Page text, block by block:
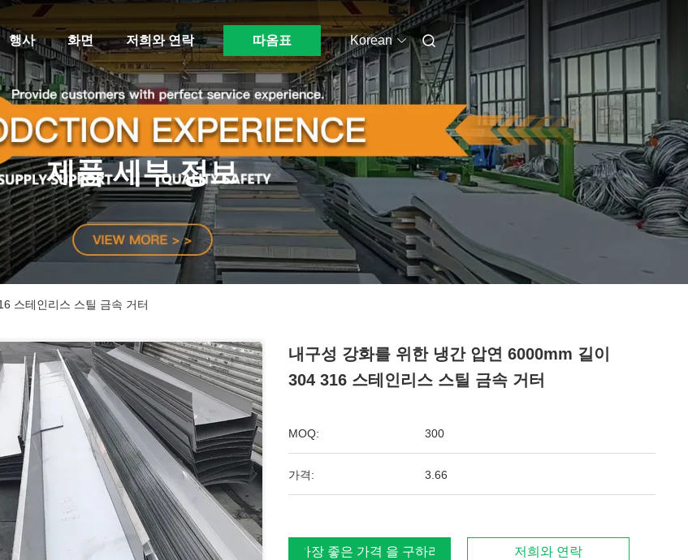
행사 화면 저희와 연락 따옴표 Korean
제품 세부 정보
스테인리스 스틸 금속 거터
내구성 강화를 위한 냉간 압연 6000mm 길이
304 316 스테인리스 스틸 금속 거터
MOQ: 300
가격: 3.66
가장 좋은 가격 을 구하라 저희와 연락